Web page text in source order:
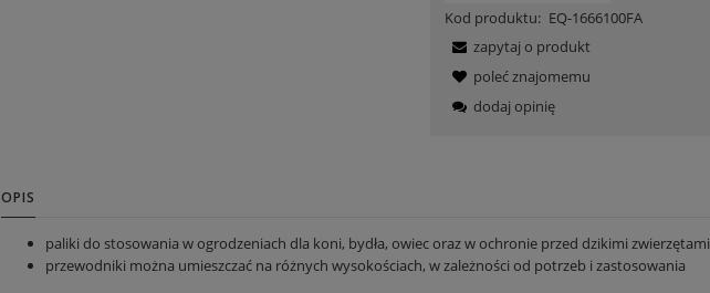
Kod produktu: EQ-1666100FA
zapytaj o produkt
poleć znajomemu
dodaj opinię
OPIS
paliki do stosowania w ogrodzeniach dla koni, bydła, owiec oraz w ochronie przed dzikimi zwierzętami
przewodniki można umieszczać na różnych wysokościach, w zależności od potrzeb i zastosowania